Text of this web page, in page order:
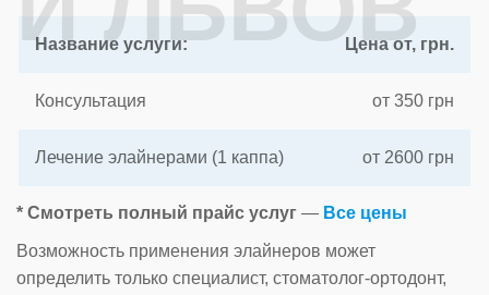
Название услуги: Цена от, грн.
Консультация от 350 грн
Лечение элайнерами (1 каппа) от 2600 грн
* Смотреть полный прайс услуг — Все цены
Возможность применения элайнеров может
определить только специалист, стоматолог-ортодонт,